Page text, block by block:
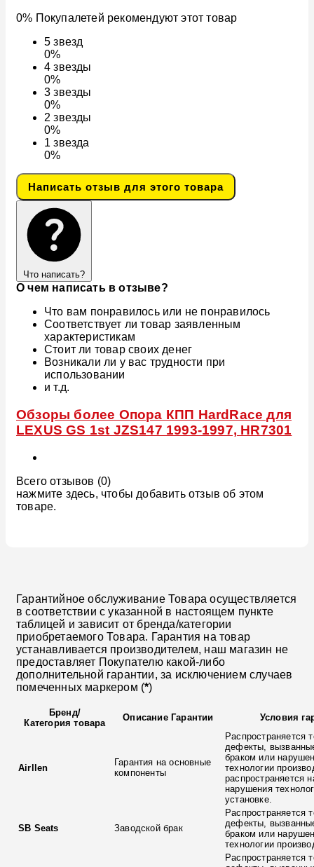
0% Покупалетей рекомендуют этот товар
5звезд
0%
4звезды
0%
3звезды
0%
2звезды
0%
1звезда
0%
Написать отзыв для этого товара
Что написать?
О чем написать в отзыве?
Что вам понравилось или не понравилось
Соответствует ли товар заявленным
характеристикам
Стоит ли товар своих денег
Возникали ли у вас трудности при
использовании
и т.д.
Обзоры более Опора КПП HardRace для
LEXUS GS 1st JZS147 1993-1997, HR7301
Всего отзывов (0)
нажмите здесь, чтобы добавить отзыв об этом
товаре.
Гарантийное обслуживание Товара осуществляется
в соответствии с указанной в настоящем пункте
таблицей и зависит от бренда/категории
приобретаемого Товара. Гарантия на товар
устанавливается производителем, наш магазин не
предоставляет Покупателю какой-либо
дополнительной гарантии, за исключением случаев
помеченных маркером (*)
Бренд/
Категория товара
Описание Гарантии Условия
Airllen
Гарантия на основные
компоненты
Распространяется
дефекты,
браком или
технологии
распространяется
нарушения
установке.
SB Seats Заводской брак
Распространяется
дефекты,
браком или
технологии
Распространяется